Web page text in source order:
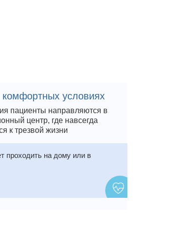
комфортных условиях
пациенты направляются в
центр, где навсегда
к трезвой жизни
проходить на дому или в